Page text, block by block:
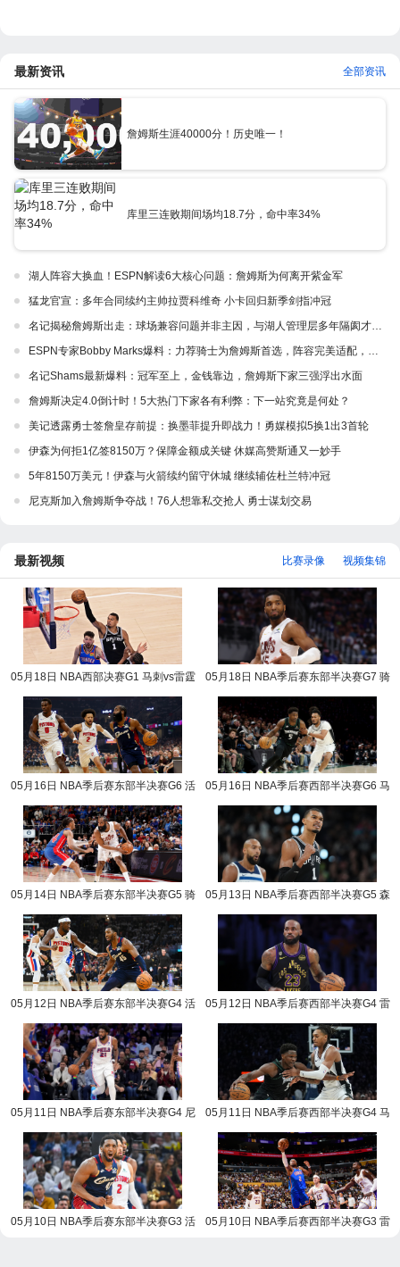
最新资讯 全部资讯
詹姆斯生涯40000分！历史唯一！
库里三连败期间场均18.7分，命中率34%
湖人阵容大换血！ESPN解读6大核心问题：詹姆斯为何离开紫金军
猛龙官宣：多年合同续约主帅拉贾科维奇 小卡回归新季剑指冲冠
名记揭秘詹姆斯出走：球场兼容问题并非主因，与湖人管理层多年隔阂才是真正导火索
ESPN专家Bobby Marks爆料：力荐骑士为詹姆斯首选，阵容完美适配，家乡情怀加分
名记Shams最新爆料：冠军至上，金钱靠边，詹姆斯下家三强浮出水面
詹姆斯决定4.0倒计时！5大热门下家各有利弊：下一站究竟是何处？
美记透露勇士签詹皇存前提：换墨菲提升即战力！勇媒模拟5换1出3首轮
伊森为何拒1亿签8150万？保障金额成关键 休媒高赞斯通又一妙手
5年8150万美元！伊森与火箭续约留守休城 继续辅佐杜兰特冲冠
尼克斯加入詹姆斯争夺战！76人想靠私交抢人 勇士谋划交易
最新视频 视频集锦
比赛录像
05月18日 NBA西部决赛G1 马刺vs雷霆
05月18日 NBA季后赛东部半决赛G7 骑
05月16日 NBA季后赛东部半决赛G6 活
05月16日 NBA季后赛西部半决赛G6 马
05月14日 NBA季后赛东部半决赛G5 骑
05月13日 NBA季后赛西部半决赛G5 森
05月12日 NBA季后赛东部半决赛G4 活
05月12日 NBA季后赛西部半决赛G4 雷
05月11日 NBA季后赛东部半决赛G4 尼
05月11日 NBA季后赛西部半决赛G4 马
05月10日 NBA季后赛东部半决赛G3 活
05月10日 NBA季后赛西部半决赛G3 雷